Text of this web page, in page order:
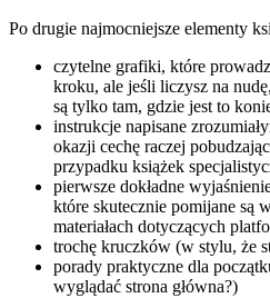
Po drugie najmocniejsze elementy
czytelne grafiki, które
kroku, ale jeśli liczysz na
są tylko tam, gdzie jest to
instrukcje napisane
okazji cechę raczej
przypadku książek
pierwsze dokładne
które skutecznie pomijane są
materiałach dotyczących
trochę kruczków (w stylu, że
porady praktyczne dla
wyglądać strona główna?)